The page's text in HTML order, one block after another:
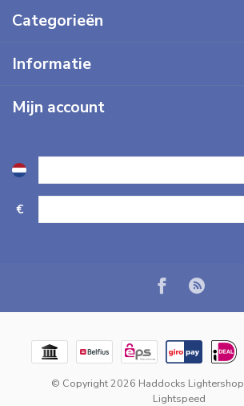
Categorieën
Informatie
Mijn account
€
© Copyright 2026 Haddocks Lightershop
Lightspeed